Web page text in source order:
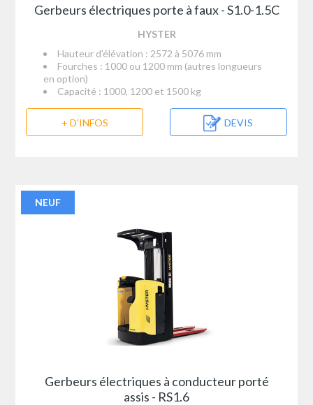
Gerbeurs électriques porte à faux - S1.0-1.5C
HYSTER
Hauteur d'élévation : 2572 à 5076 mm
Fourches : 1000 ou 1200 mm (autres longueurs
en option)
Capacité : 1000, 1200 et 1500 kg
+ D'INFOS DEVIS
NEUF
Gerbeurs électriques à conducteur porté
assis - RS1.6